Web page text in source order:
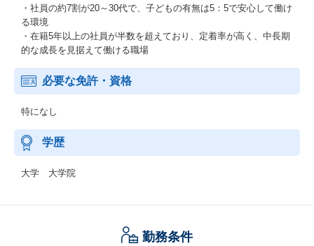
・社員の約7割が20～30代で、子どもの有無は5：5で安心して働け
る環境
・在籍5年以上の社員が半数を超えており、定着率が高く、中長期
的な成長を見据えて働ける職場
必要な免許・資格
特になし
学歴
大学 大学院
勤務条件